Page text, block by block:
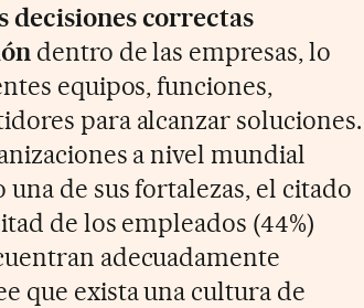
decisiones correctas
dentro de las empresas, lo
equipos, funciones,
para alcanzar soluciones.
a nivel mundial
de sus fortalezas, el citado
de los empleados (44%)
adecuadamente
que exista una cultura de